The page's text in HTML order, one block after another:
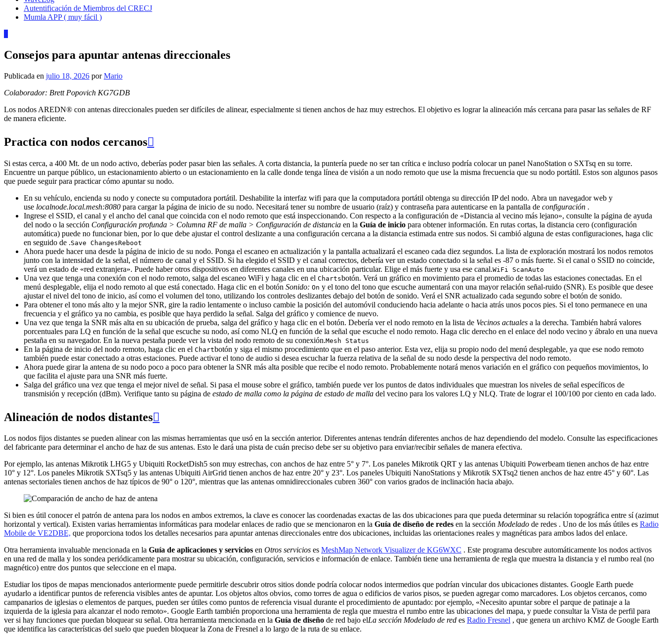
Autentificación de Miembros del CRECJ
Mumla APP ( muy fácil )
Consejos para apuntar antenas direccionales
Publicada en julio 18, 2026 porMario
Colaborador: Brett Popovich KG7GDB
Los nodos AREDN® con antenas direccionales pueden ser difíciles de alinear, especialmente si tienen anchos de haz muy estrechos. El objetivo es lograr la alineación más cercana para pasar las señales de RF
de manera eficiente.
Practica con nodos cercanos
Si estas cerca, a 400 Mt. de un nodo activo, deberías poder pasar bien las señales. A corta distancia, la puntería puede no ser tan crítica e incluso podría colocar un panel NanoStation o SXTsq en su torre.
Encuentre un parque público, un estacionamiento abierto o un estacionamiento en la calle donde tenga línea de visión a un nodo remoto que use la misma frecuencia que su nodo portátil. Estos son algunos pasos
que puede seguir para practicar cómo apuntar su nodo.
En su vehículo, encienda su nodo y conecte su computadora portátil. Deshabilite la interfaz wifi para que la computadora portátil obtenga su dirección IP del nodo. Abra un navegador web y
use localnode.local.mesh:8080 para cargar la página de inicio de su nodo. Necesitará tener su nombre de usuario (raíz) y contraseña para autenticarse en la pantalla de configuración .
Ingrese el SSID, el canal y el ancho del canal que coincida con el nodo remoto que está inspeccionando. Con respecto a la configuración de «Distancia al vecino más lejano», consulte la página de ayuda
del nodo o la sección Configuración profunda > Columna RF de malla > Configuración de distancia en la Guía de inicio para obtener información. En rutas cortas, la distancia cero (configuración
automática) puede no funcionar bien, por lo que debe ajustar el control deslizante a una configuración cercana a la distancia estimada entre sus nodos. Si cambió alguna de estas configuraciones, haga clic
en seguido de .Save ChangesReboot
Ahora puede hacer una desde la página de inicio de su nodo. Ponga el escaneo en actualización y la pantalla actualizará el escaneo cada diez segundos. La lista de exploración mostrará los nodos remotos
junto con la intensidad de la señal, el número de canal y el SSID. Si ha elegido el SSID y el canal correctos, debería ver un estado conectado si la señal es -87 o más fuerte. Si el canal o SSID no coincide,
verá un estado de «red extranjera». Puede haber otros dispositivos en diferentes canales en una ubicación particular. Elige el más fuerte y usa ese canal.WiFi ScanAuto
Una vez que tenga una conexión con el nodo remoto, salga del escaneo WiFi y haga clic en el Chartsbotón. Verá un gráfico en movimiento para el promedio de todas las estaciones conectadas. En el
menú desplegable, elija el nodo remoto al que está conectado. Haga clic en el botón Sonido: On y el tono del tono que escuche aumentará con una mayor relación señal-ruido (SNR). Es posible que desee
ajustar el nivel del tono de inicio, así como el volumen del tono, utilizando los controles deslizantes debajo del botón de sonido. Verá el SNR actualizado cada segundo sobre el botón de sonido.
Para obtener el tono más alto y la mejor SNR, gire la radio lentamente o incluso cambie la posición del automóvil conduciendo hacia adelante o hacia atrás unos pocos pies. Si el tono permanece en una
frecuencia y el gráfico ya no cambia, es posible que haya perdido la señal. Salga del gráfico y comience de nuevo.
Una vez que tenga la SNR más alta en su ubicación de prueba, salga del gráfico y haga clic en el botón. Debería ver el nodo remoto en la lista de Vecinos actuales a la derecha. También habrá valores
porcentuales para LQ en función de la señal que escuche su nodo, así como NLQ en función de la señal que escuche el nodo remoto. Haga clic derecho en el enlace del nodo vecino y ábralo en una nueva
pestaña en su navegador. En la nueva pestaña puede ver la vista del nodo remoto de su conexión.Mesh Status
En la página de inicio del nodo remoto, haga clic en el Chartbotón y siga el mismo procedimiento que en el paso anterior. Esta vez, elija su propio nodo del menú desplegable, ya que ese nodo remoto
también puede estar conectado a otras estaciones. Puede activar el tono de audio si desea escuchar la fuerza relativa de la señal de su nodo desde la perspectiva del nodo remoto.
Ahora puede girar la antena de su nodo poco a poco para obtener la SNR más alta posible que recibe el nodo remoto. Probablemente notará menos variación en el gráfico con pequeños movimientos, lo
que facilita el ajuste para una SNR más fuerte.
Salga del gráfico una vez que tenga el mejor nivel de señal. Si pasa el mouse sobre el gráfico, también puede ver los puntos de datos individuales que muestran los niveles de señal específicos de
transmisión y recepción (dBm). Verifique tanto su página de estado de malla como la página de estado de malla del vecino para los valores LQ y NLQ. Trate de lograr el 100/100 por ciento en cada lado.
Alineación de nodos distantes
Los nodos fijos distantes se pueden alinear con las mismas herramientas que usó en la sección anterior. Diferentes antenas tendrán diferentes anchos de haz dependiendo del modelo. Consulte las especificaciones
del fabricante para determinar el ancho de haz de sus antenas. Esto le dará una pista de cuán preciso debe ser su objetivo para enviar/recibir señales de manera efectiva.
Por ejemplo, las antenas Mikrotik LHG5 y Ubiquiti RocketDish5 son muy estrechas, con anchos de haz entre 5° y 7°. Los paneles Mikrotik QRT y las antenas Ubiquiti Powerbeam tienen anchos de haz entre
10° y 12°. Los paneles Mikrotik SXTsq5 y las antenas Ubiquiti AirGrid tienen anchos de haz entre 20° y 23°. Los paneles Ubiquiti NanoStations y Mikrotik SXTsq2 tienen anchos de haz entre 45° y 60°. Las
antenas sectoriales tienen anchos de haz típicos de 90° o 120°, mientras que las antenas omnidireccionales cubren 360° con varios grados de inclinación hacia abajo.
Si bien es útil conocer el patrón de antena para los nodos en ambos extremos, la clave es conocer las coordenadas exactas de las dos ubicaciones para que pueda determinar su relación topográfica entre sí (azimut
horizontal y vertical). Existen varias herramientas informáticas para modelar enlaces de radio que se mencionaron en la Guía de diseño de redes en la sección Modelado de redes . Uno de los más útiles es Radio
Mobile de VE2DBE, que proporciona todos los detalles necesarios para apuntar antenas direccionales entre dos ubicaciones, incluidas las orientaciones reales y magnéticas para ambos lados del enlace.
Otra herramienta invaluable mencionada en la Guía de aplicaciones y servicios en Otros servicios es MeshMap Network Visualizer de KG6WXC . Este programa descubre automáticamente los nodos activos
en una red de malla y los sondea periódicamente para mostrar su ubicación, configuración, servicios e información de enlace. También tiene una herramienta de regla que muestra la distancia y el rumbo real (no
magnético) entre dos puntos que seleccione en el mapa.
Estudiar los tipos de mapas mencionados anteriormente puede permitirle descubrir otros sitios donde podría colocar nodos intermedios que podrían vincular dos ubicaciones distantes. Google Earth puede
ayudarlo a identificar puntos de referencia visibles antes de apuntar. Los objetos altos obvios, como torres de agua o edificios de varios pisos, se pueden agregar como marcadores. Los objetos cercanos, como
campanarios de iglesias o elementos de parques, pueden ser útiles como puntos de referencia visual durante el procedimiento de apuntado: por ejemplo, «Necesito apuntar sobre el parque de patinaje a la
izquierda de la iglesia para alcanzar el nodo remoto». Google Earth también proporciona una herramienta de regla que muestra el rumbo entre las ubicaciones del mapa, y puede consultar la Vista de perfil para
ver si hay funciones que puedan bloquear su señal. Otra herramienta mencionada en la Guía de diseño de red bajo elLa sección Modelado de red es Radio Fresnel , que genera un archivo KMZ de Google Earth
que identifica las características del suelo que pueden bloquear la Zona de Fresnel a lo largo de la ruta de su enlace.